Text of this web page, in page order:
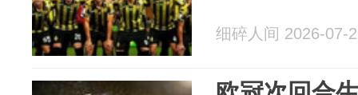
细碎人间 2026-07-